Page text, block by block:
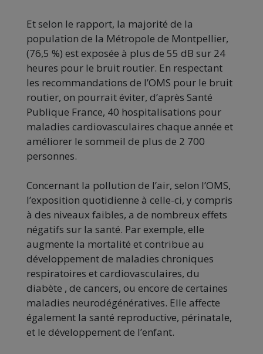
Et selon le rapport, la majorité de la
population de la Métropole de Montpellier,
(76,5 %) est exposée à plus de 55 dB sur 24
heures pour le bruit routier. En respectant
les recommandations de l’OMS pour le bruit
routier, on pourrait éviter, d’après Santé
Publique France, 40 hospitalisations pour
maladies cardiovasculaires chaque année et
améliorer le sommeil de plus de 2 700
personnes.
Concernant la pollution de l’air, selon l’OMS,
l’exposition quotidienne à celle-ci, y compris
à des niveaux faibles, a de nombreux effets
négatifs sur la santé. Par exemple, elle
augmente la mortalité et contribue au
développement de maladies chroniques
respiratoires et cardiovasculaires, du
diabète , de cancers, ou encore de certaines
maladies neurodégénératives. Elle affecte
également la santé reproductive, périnatale,
et le développement de l’enfant.